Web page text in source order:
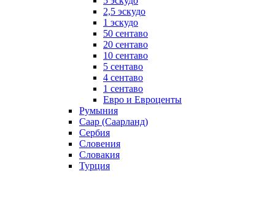
2,5 эскудо
1 эскудо
50 сентаво
20 сентаво
10 сентаво
5 сентаво
4 сентаво
1 сентаво
Евро и Евроценты
Румыния
Саар (Саарланд)
Сербия
Словения
Словакия
Турция